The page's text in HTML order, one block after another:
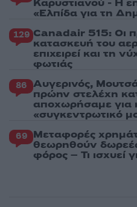
Καρυστιανού - Η
«Ελπίδα για τη
129 Canadair 515: Οι
κατασκευή του
επιχειρεί και τη
φωτιάς
86 Αυγερινός,
πρώην στελέχη
αποχωρήσαμε για
«συγκεντρωτικό
69 Μεταφορές
θεωρηθούν
φόρος – Τι ισχυεί